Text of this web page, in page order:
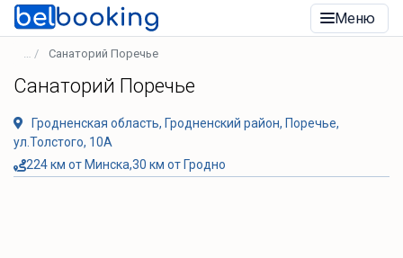
Меню
Санаторий Поречье
Санаторий Поречье
Гродненская область, Гродненский район, Поречье,
ул.Толстого, 10А
224 км от Минска,30 км от Гродно